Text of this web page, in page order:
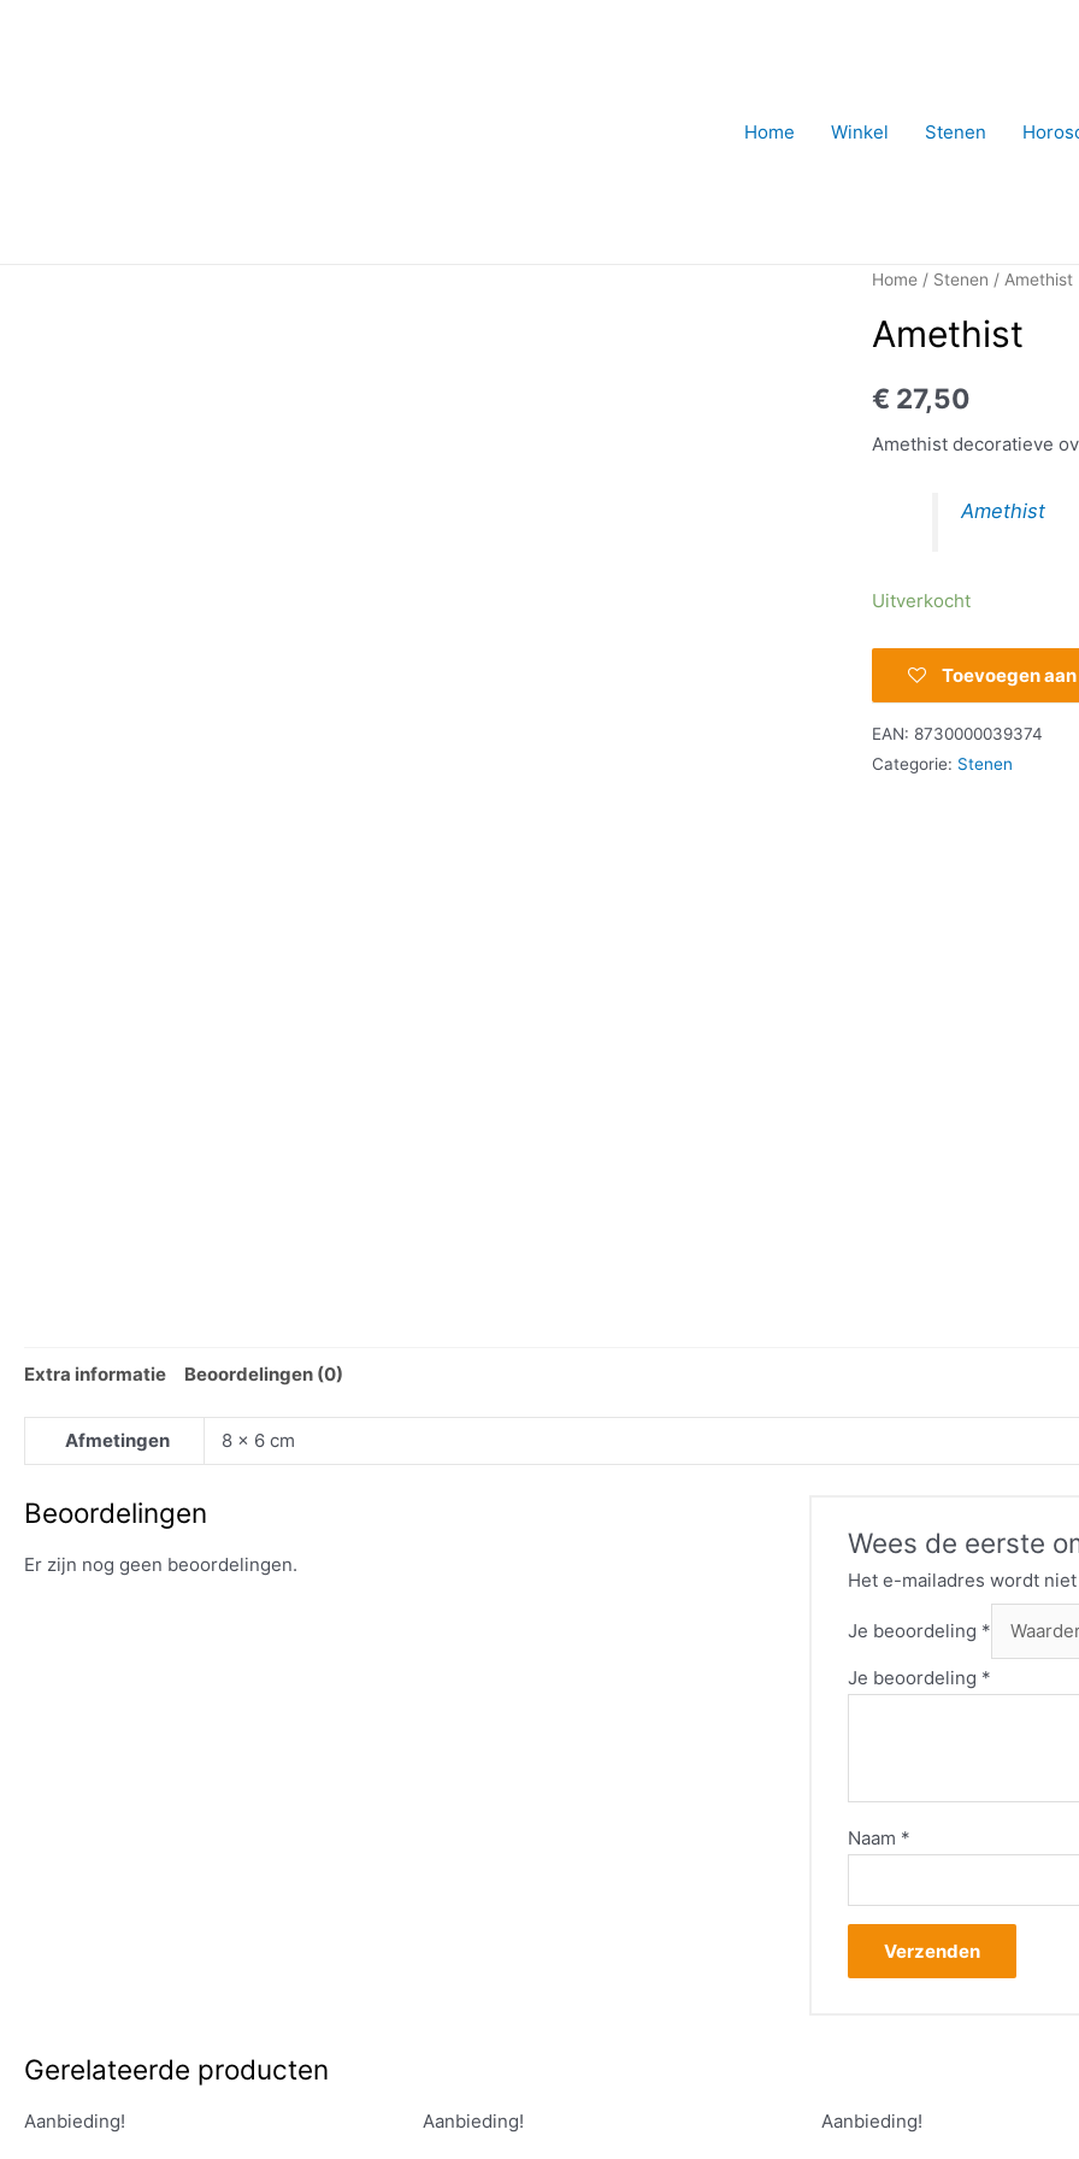
Home Winkel Stenen
Home / Stenen / Amethist
Amethist
€ 27,50
Amethist decoratieve
Amethist
Uitverkocht
Toevoegen
EAN:8730000039374
Categorie: Stenen
Extra informatie Beoordelingen (0)
Afmetingen 8 × 6 cm
Beoordelingen
Er zijn nog geen beoordelingen.
Wees de eerste
Het e-mailadres wordt
Je beoordeling *
Je beoordeling *
Naam *
Gerelateerde producten
Aanbieding! Aanbieding! Aanbieding!